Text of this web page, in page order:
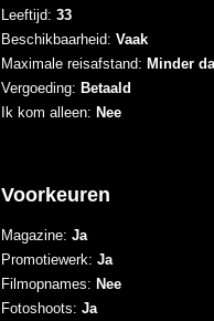
Leeftijd: 33
Beschikbaarheid: Vaak
Maximale reisafstand: Minder
Vergoeding: Betaald
Ik kom alleen: Nee
Voorkeuren
Magazine: Ja
Promotiewerk: Ja
Filmopnames: Nee
Fotoshoots: Ja